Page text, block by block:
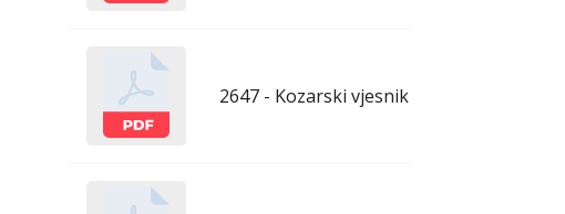
2647 - Kozarski vjesnik - 26.6.2026.